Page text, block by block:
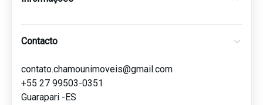
Contacto
contato.chamounimoveis@gmail.com
+55 27 99503-0351
Guarapari -ES